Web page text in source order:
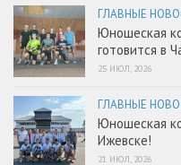
ГЛАВНЫЕ
Юношеская
готовится в
25 ИЮЛ, 2026
ГЛАВНЫЕ
Юношеская
Ижевске!
21 ИЮЛ, 2026